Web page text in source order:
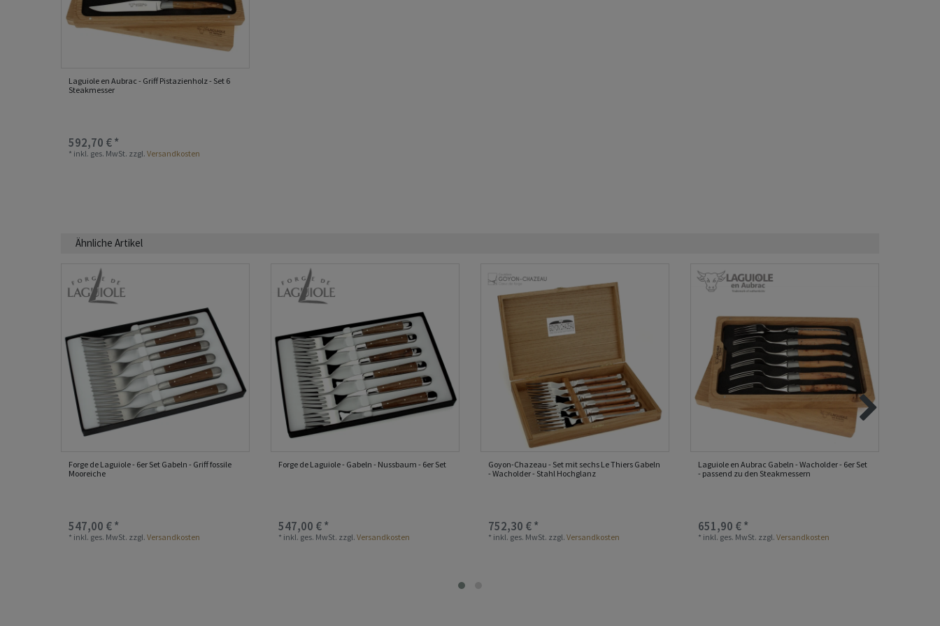
Laguiole en Aubrac - Griff Pistazienholz - Set 6
Steakmesser
592,70 € *
* inkl. ges. MwSt. zzgl.Versandkosten
Ähnliche Artikel
Forge de Laguiole - 6er Set Gabeln - Griff fossile
Mooreiche
547,00 € *
* inkl. ges. MwSt. zzgl.Versandkosten
Forge de Laguiole - Gabeln - Nussbaum - 6er Set
547,00 € *
* inkl. ges. MwSt. zzgl.Versandkosten
Goyon-Chazeau - Set mit sechs Le Thiers Gabeln
- Wacholder - Stahl Hochglanz
752,30 € *
* inkl. ges. MwSt. zzgl.Versandkosten
Laguiole en Aubrac Gabeln - Wacholder - 6er Set
- passend zu den Steakmessern
651,90 € *
* inkl. ges. MwSt. zzgl.Versandkosten